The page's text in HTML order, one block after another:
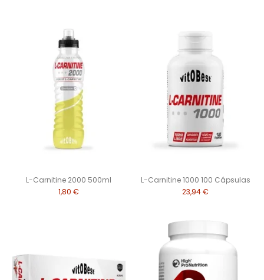
L-Carnitine 2000 500ml
1,80 €
L-Carnitine 1000 100 Cápsulas
23,94 €